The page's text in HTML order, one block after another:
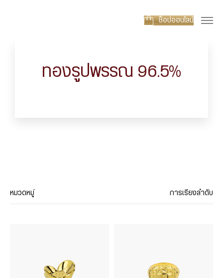
ช็อปออนไลน์
ทองรูปพรรณ 96.5%
หมวดหมู่ การเรียงลำดับ